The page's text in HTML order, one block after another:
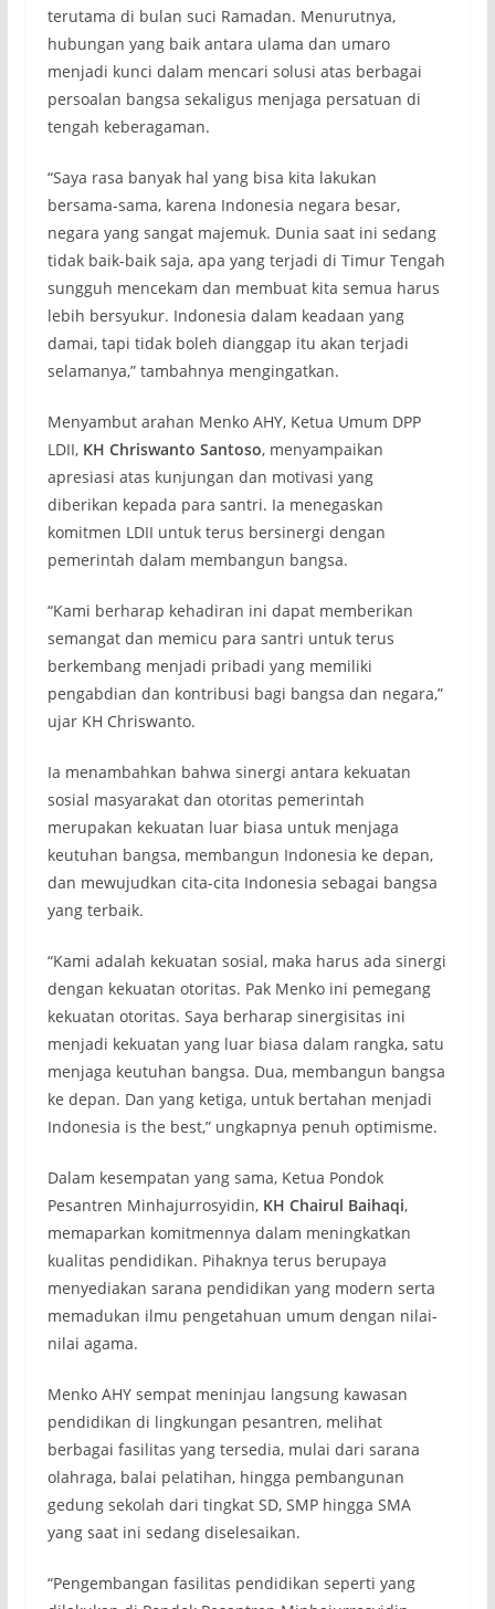
terutama di bulan suci Ramadan. Menurutnya,
hubungan yang baik antara ulama dan umaro
menjadi kunci dalam mencari solusi atas berbagai
persoalan bangsa sekaligus menjaga persatuan di
tengah keberagaman.
“Saya rasa banyak hal yang bisa kita lakukan
bersama-sama, karena Indonesia negara besar,
negara yang sangat majemuk. Dunia saat ini sedang
tidak baik-baik saja, apa yang terjadi di Timur Tengah
sungguh mencekam dan membuat kita semua harus
lebih bersyukur. Indonesia dalam keadaan yang
damai, tapi tidak boleh dianggap itu akan terjadi
selamanya,” tambahnya mengingatkan.
Menyambut arahan Menko AHY, Ketua Umum DPP
LDII, KH Chriswanto Santoso, menyampaikan
apresiasi atas kunjungan dan motivasi yang
diberikan kepada para santri. Ia menegaskan
komitmen LDII untuk terus bersinergi dengan
pemerintah dalam membangun bangsa.
“Kami berharap kehadiran ini dapat memberikan
semangat dan memicu para santri untuk terus
berkembang menjadi pribadi yang memiliki
pengabdian dan kontribusi bagi bangsa dan negara,”
ujar KH Chriswanto.
Ia menambahkan bahwa sinergi antara kekuatan
sosial masyarakat dan otoritas pemerintah
merupakan kekuatan luar biasa untuk menjaga
keutuhan bangsa, membangun Indonesia ke depan,
dan mewujudkan cita-cita Indonesia sebagai bangsa
yang terbaik.
“Kami adalah kekuatan sosial, maka harus ada sinergi
dengan kekuatan otoritas. Pak Menko ini pemegang
kekuatan otoritas. Saya berharap sinergisitas ini
menjadi kekuatan yang luar biasa dalam rangka, satu
menjaga keutuhan bangsa. Dua, membangun bangsa
ke depan. Dan yang ketiga, untuk bertahan menjadi
Indonesia is the best,” ungkapnya penuh optimisme.
Dalam kesempatan yang sama, Ketua Pondok
Pesantren Minhajurrosyidin, KH Chairul Baihaqi,
memaparkan komitmennya dalam meningkatkan
kualitas pendidikan. Pihaknya terus berupaya
menyediakan sarana pendidikan yang modern serta
memadukan ilmu pengetahuan umum dengan nilai-
nilai agama.
Menko AHY sempat meninjau langsung kawasan
pendidikan di lingkungan pesantren, melihat
berbagai fasilitas yang tersedia, mulai dari sarana
olahraga, balai pelatihan, hingga pembangunan
gedung sekolah dari tingkat SD, SMP hingga SMA
yang saat ini sedang diselesaikan.
“Pengembangan fasilitas pendidikan seperti yang